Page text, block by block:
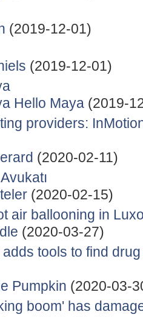
(2019-12-01)
(2019-12-01)
Hello Maya(2019-
providers:
(2020-02-11)
(2020-02-15)
air ballooning in
(2020-03-27)
tools to find
Pumpkin (2020-03-
boom' has